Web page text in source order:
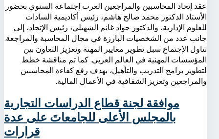
عقد إتحاد المحاسبين والمراجعين العرب إجتماعه السنوي بحضور
الأستاذ الدكتور محمد صالح هاشم، رئيس أكاديمية السادات
للعلوم الإدارية، والدكتور جواد غانم الشهيلي، رئيس الإتحاد، إلى
جانب عدد من الشخصيات البارزة في مجال المحاسبة والمراجعة.
تناول الإجتماع سبل تطوير معايير المهنة وتعزيز التعاون بين
المؤسسات المهنية في العالم العربي. كما تم مناقشة خطط
لتطوير برامج التدريب والتأهيل، بهدف رفع كفاءة المحاسبين
والمراجعين وتعزيز الشفافية في الأعمال المالية.
موافقة لجنة قطاع الدراسات التجارية
بالمجلس الأعلى للجامعاتَ على عدة
قرارات